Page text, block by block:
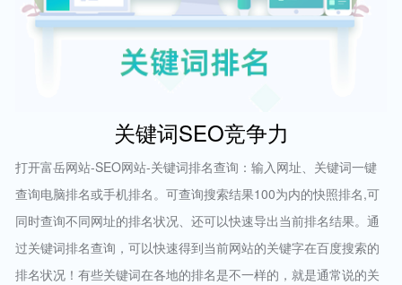
关键词SEO竞争力
打开富岳网站-SEO网站-关键词排名查询：输入网址、关键词一键
查询电脑排名或手机排名。可查询搜索结果100为内的快照排名,可
同时查询不同网址的排名状况、还可以快速导出当前排名结果。通
过关键词排名查询，可以快速得到当前网站的关键字在百度搜索的
排名状况！有些关键词在各地的排名是不一样的，就是通常说的关